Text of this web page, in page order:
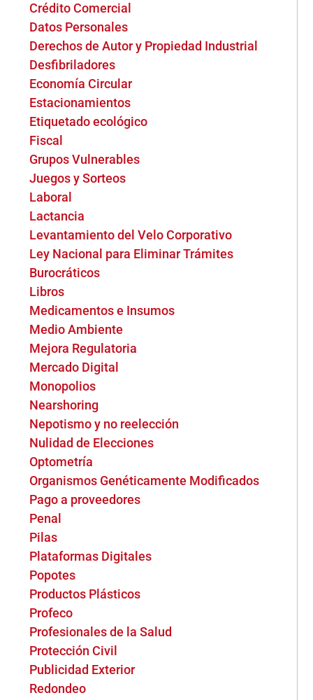
Crédito Comercial
Datos Personales
Derechos de Autor y Propiedad Industrial
Desfibriladores
Economía Circular
Estacionamientos
Etiquetado ecológico
Fiscal
Grupos Vulnerables
Juegos y Sorteos
Laboral
Lactancia
Levantamiento del Velo Corporativo
Ley Nacional para Eliminar Trámites
Burocráticos
Libros
Medicamentos e Insumos
Medio Ambiente
Mejora Regulatoria
Mercado Digital
Monopolios
Nearshoring
Nepotismo y no reelección
Nulidad de Elecciones
Optometría
Organismos Genéticamente Modificados
Pago a proveedores
Penal
Pilas
Plataformas Digitales
Popotes
Productos Plásticos
Profeco
Profesionales de la Salud
Protección Civil
Publicidad Exterior
Redondeo